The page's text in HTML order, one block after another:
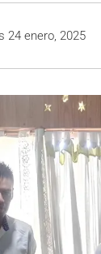
24 enero, 2025